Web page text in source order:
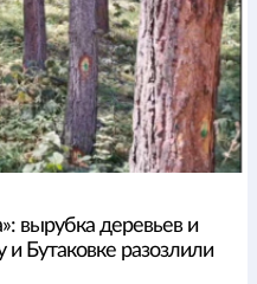
вырубка деревьев и
Бутаковке разозлили